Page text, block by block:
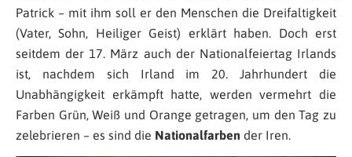
Patrick – mit ihm soll er den Menschen die Dreifaltigkeit
(Vater, Sohn, Heiliger Geist) erklärt haben. Doch erst
seitdem der 17. März auch der Nationalfeiertag Irlands
ist, nachdem sich Irland im 20. Jahrhundert die
Unabhängigkeit erkämpft hatte, werden vermehrt die
Farben Grün, Weiß und Orange getragen, um den Tag zu
zelebrieren – es sind die Nationalfarben der Iren.